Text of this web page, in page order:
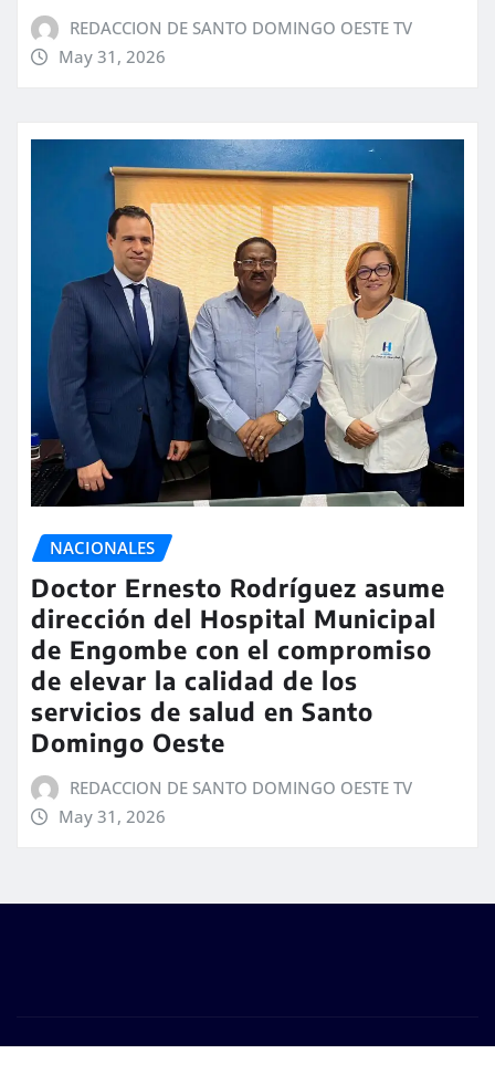
REDACCION DE SANTO DOMINGO OESTE TV
May 31, 2026
NACIONALES
Doctor Ernesto Rodríguez asume
dirección del Hospital Municipal
de Engombe con el compromiso
de elevar la calidad de los
servicios de salud en Santo
Domingo Oeste
REDACCION DE SANTO DOMINGO OESTE TV
May 31, 2026